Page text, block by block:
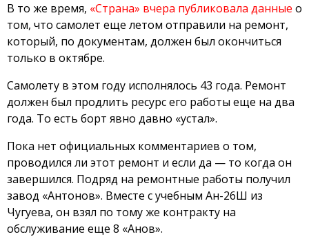
В то же время, «Страна» вчера публиковала данные о
том, что самолет еще летом отправили на ремонт,
который, по документам, должен был окончиться
только в октябре.
Самолету в этом году исполнялось 43 года. Ремонт
должен был продлить ресурс его работы еще на два
года. То есть борт явно давно «устал».
Пока нет официальных комментариев о том,
проводился ли этот ремонт и если да — то когда он
завершился. Подряд на ремонтные работы получил
завод «Антонов». Вместе с учебным Ан-26Ш из
Чугуева, он взял по тому же контракту на
обслуживание еще 8 «Анов».